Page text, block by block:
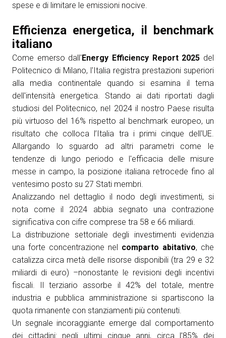
AREA RISERVATA VISITATORI
person
A cura di: ITEN
spese e di limitare le emissioni nocive.
Efficienza energetica, il benchmark
italiano
Come emerso dall'Energy Efficiency Report 2025 del
Politecnico di Milano, l'Italia registra prestazioni superiori
alla media continentale quando si esamina il tema
dell'intensità energetica. Stando ai dati riportati dagli
studiosi del Politecnico, nel 2024 il nostro Paese risulta
più virtuoso del 16% rispetto al benchmark europeo, un
risultato che colloca l’Italia tra i primi cinque dell'UE.
Allargando lo sguardo ad altri parametri come le
tendenze di lungo periodo e l'efficacia delle misure
messe in campo, la posizione italiana retrocede fino al
ventesimo posto su 27 Stati membri.
Analizzando nel dettaglio il nodo degli investimenti, si
nota come il 2024 abbia segnato una contrazione
significativa con cifre comprese tra 58 e 66 miliardi.
La distribuzione settoriale degli investimenti evidenzia
una forte concentrazione nel comparto abitativo, che
catalizza circa metà delle risorse disponibili (tra 29 e 32
miliardi di euro) –nonostante le revisioni degli incentivi
fiscali. Il terziario assorbe il 42% del totale, mentre
industria e pubblica amministrazione si spartiscono la
quota rimanente con stanziamenti più contenuti.
Un segnale incoraggiante emerge dal comportamento
dei cittadini: negli ultimi cinque anni, circa l’85% dei